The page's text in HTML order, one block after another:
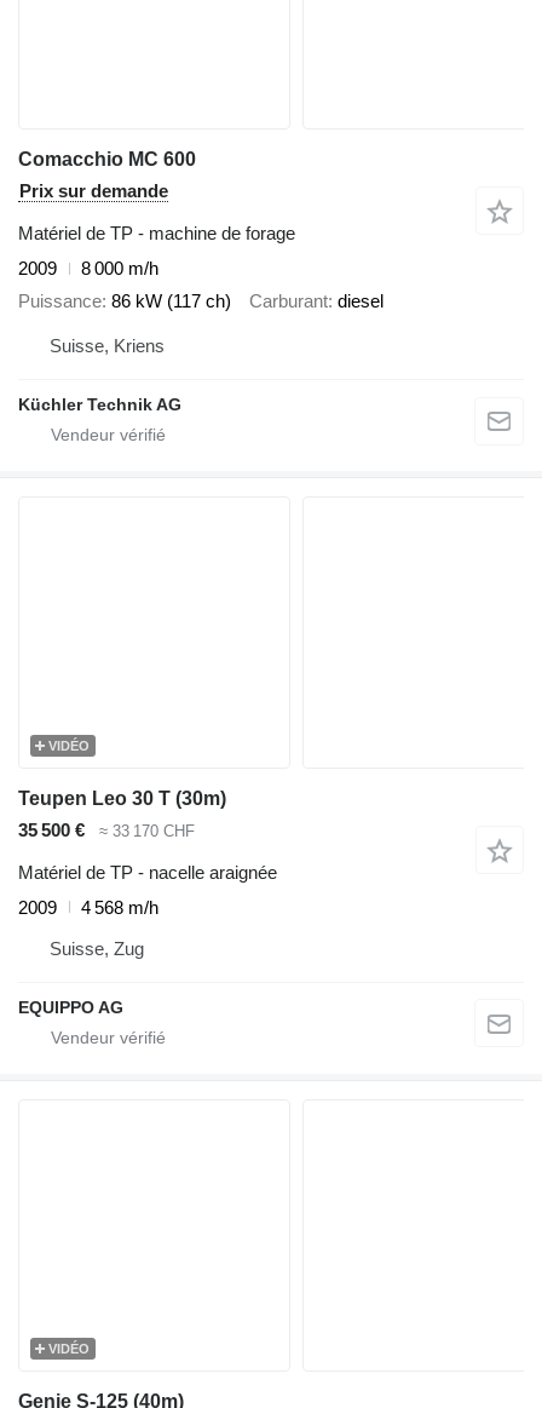
Comacchio MC 600
Prix sur demande
Matériel de TP - machine de forage
2009
8 000 m/h
Puissance 86 kW (117 ch) Carburant diesel
Suisse, Kriens
Küchler Technik AG
VIDÉO
Teupen Leo 30 T (30m)
35 500 €
≈ 33 170 CHF
Matériel de TP - nacelle araignée
2009
4 568 m/h
Suisse, Zug
EQUIPPO AG
VIDÉO
Genie S-125 (40m)